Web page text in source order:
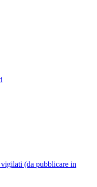
(da pubblicare in